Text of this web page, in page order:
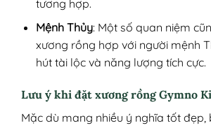
tương hợp.
Mệnh Thủy: Một số quan niệm
xương rồng hợp với người mệnh
hút tài lộc và năng lượng tích cực.
Lưu ý khi đặt xương rồng Gymno
Mặc dù mang nhiều ý nghĩa tốt đẹp,